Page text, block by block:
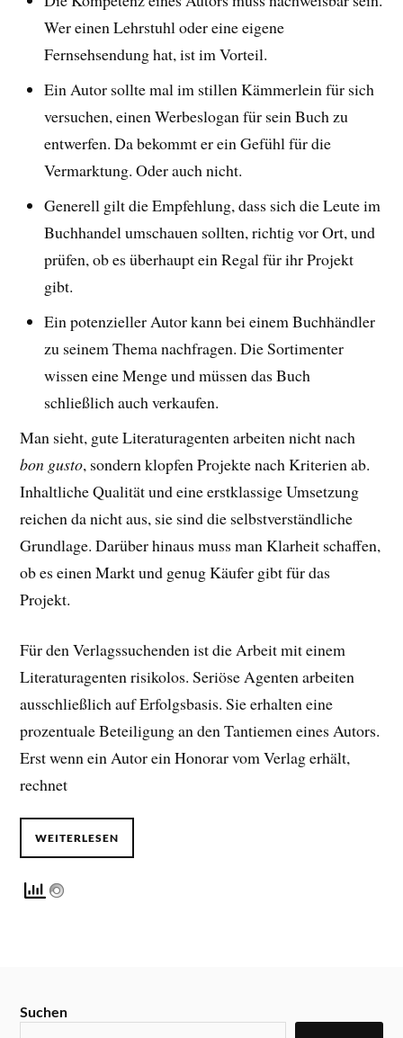
Wer einen Lehrstuhl oder eine eigene
Fernsehsendung hat, ist im Vorteil.
Ein Autor sollte mal im stillen Kämmerlein für sich
versuchen, einen Werbeslogan für sein Buch zu
entwerfen. Da bekommt er ein Gefühl für die
Vermarktung. Oder auch nicht.
Generell gilt die Empfehlung, dass sich die Leute im
Buchhandel umschauen sollten, richtig vor Ort, und
prüfen, ob es überhaupt ein Regal für ihr Projekt
gibt.
Ein potenzieller Autor kann bei einem Buchhändler
zu seinem Thema nachfragen. Die Sortimenter
wissen eine Menge und müssen das Buch
schließlich auch verkaufen.
Man sieht, gute Literaturagenten arbeiten nicht nach
bon gusto, sondern klopfen Projekte nach Kriterien ab.
Inhaltliche Qualität und eine erstklassige Umsetzung
reichen da nicht aus, sie sind die selbstverständliche
Grundlage. Darüber hinaus muss man Klarheit schaffen,
ob es einen Markt und genug Käufer gibt für das
Projekt.
Für den Verlagssuchenden ist die Arbeit mit einem
Literaturagenten risikolos. Seriöse Agenten arbeiten
ausschließlich auf Erfolgsbasis. Sie erhalten eine
prozentuale Beteiligung an den Tantiemen eines Autors.
Erst wenn ein Autor ein Honorar vom Verlag erhält,
rechnet
WEITERLESEN
Suchen